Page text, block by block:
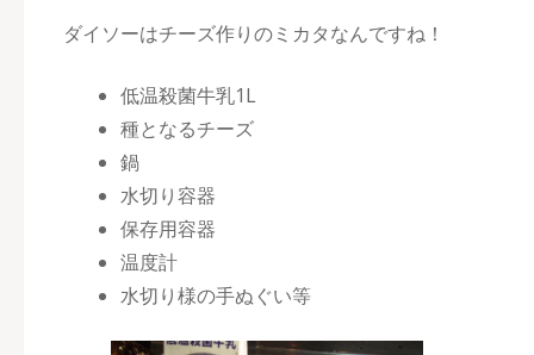
ダイソーはチーズ作りのミカタなんですね！
低温殺菌牛乳1L
種となるチーズ
鍋
水切り容器
保存用容器
温度計
水切り様の手ぬぐい等